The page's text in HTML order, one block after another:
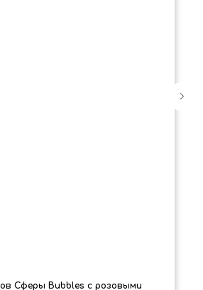
Сферы Bubbles с розовыми